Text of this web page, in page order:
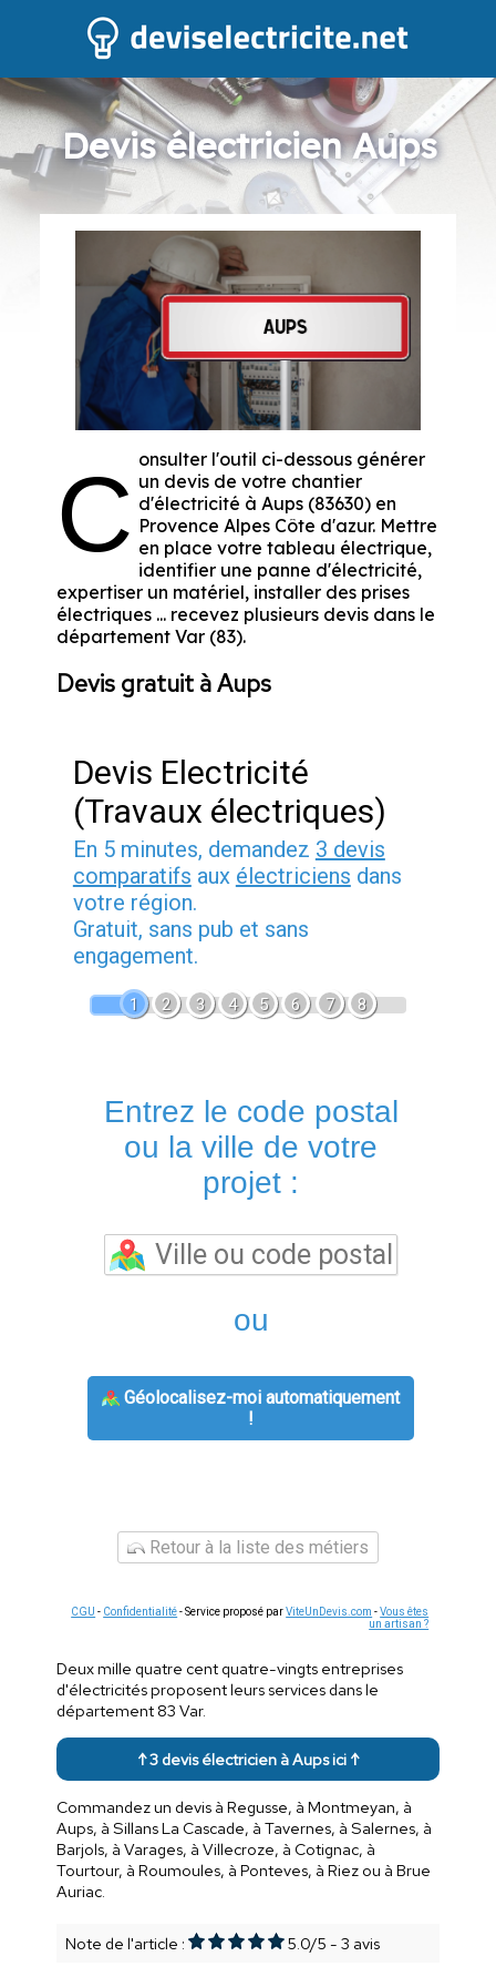
Devis électricien Aups
C onsulter l'outil ci-dessous générer
un devis de votre chantier
d'électricité à Aups (83630) en
Provence Alpes Côte d'azur. Mettre
en place votre tableau électrique,
identifier une panne d'électricité,
expertiser un matériel, installer des prises
électriques ... recevez plusieurs devis dans le
département Var (83).
Devis gratuit à Aups
Devis Electricité
(Travaux électriques)
En 5 minutes, demandez 3 devis
comparatifs aux électriciens dans
votre région.
Gratuit, sans pub et sans
engagement.
1 2 3 4 5 6 7 8
Entrez le code postal
ou la ville de votre
projet :
ou
Géolocalisez-moi automatiquement
!
Retour à la liste des métiers
CGU - Confidentialité- Service proposé parViteUnDevis.com -Vous êtes
un artisan ?
Deux mille quatre cent quatre-vingts entreprises
d'électricités proposent leurs services dans le
département 83 Var.
↑ 3 devis électricien à Aups ici ↑
Commandez un devis à Regusse, à Montmeyan, à
Aups, à Sillans La Cascade, à Tavernes, à Salernes, à
Barjols, à Varages, à Villecroze, à Cotignac, à
Tourtour, à Roumoules, à Ponteves, à Riez ou à Brue
Auriac.
Note de l'article : 5.0/5 - 3 avis